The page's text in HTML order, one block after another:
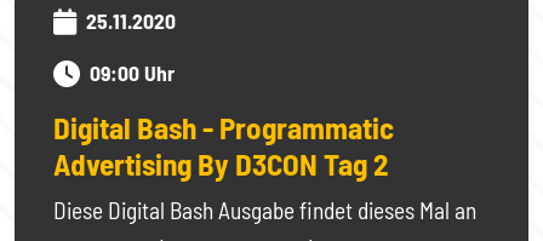
25.11.2020
09:00 Uhr
Digital Bash - Programmatic
Advertising By D3CON Tag 2
Diese Digital Bash Ausgabe findet dieses Mal an